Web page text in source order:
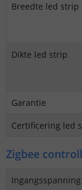
Breedte led strip
Dikte led strip
Garantie
Certificering led
Zigbee
Ingangsspanning